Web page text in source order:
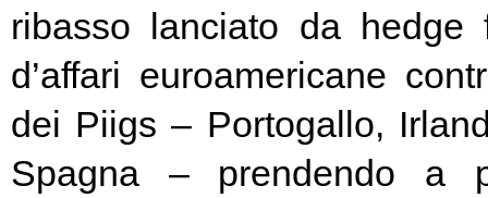
ribasso lanciato da hedge
d’affari euroamericane
dei Piigs – Portogallo,
Spagna – prendendo a